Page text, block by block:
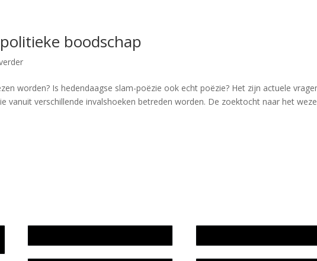
boodschap
worden? Is hedendaagse slam-poëzie ook echt poëzie? Het zijn actuele
vanuit verschillende invalshoeken betreden worden. De zoektocht naar het